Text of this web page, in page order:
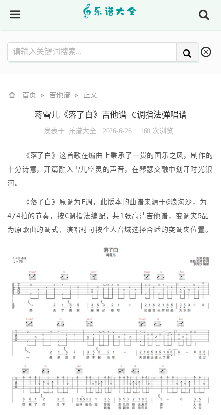
首页 » 吉他谱 » 正文
蒋雪儿《落了白》吉他谱 C调指法弹唱谱
发表于: 乐谱大全 · 2026-6-26 · 160 次浏览
《落了白》这首歌在编曲上秉承了一贯的国乐之风，制作的
十分诗意，开篇融入雪儿空灵的声音，在琴瑟交融中划开时光银
河。
《落了白》原调为F调，此版本的曲谱来源于@浪淘沙，为
4/4拍的节奏，按C调指法编配，共1张高清吉他谱，变调夹5品
为原歌曲的调式，演唱时可按个人音域选择合适的变调夹位置。